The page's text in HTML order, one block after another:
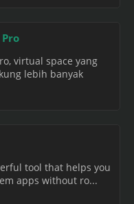
virtual space yang
lebih banyak
tool that helps you
apps without ro...